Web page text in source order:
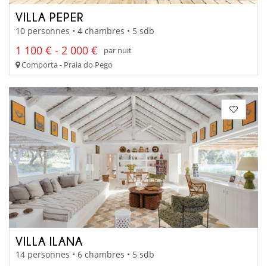
VILLA PEPER
10 personnes • 4 chambres • 5 sdb
1 100 € - 2 000 €
par nuit
Comporta - Praia do Pego
VILLA ILANA
14 personnes • 6 chambres • 5 sdb